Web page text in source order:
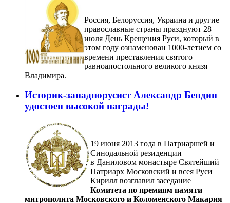
Россия, Белоруссия, Украина и другие
православные страны празднуют 28
июля День Крещения Руси, который в
этом году ознаменован 1000-летием со
времени преставления святого
равноапостольного великого князя
Владимира.
Историк-западнорусист Александр Бендин
удостоен высокой награды!
19 июня 2013 года в Патриаршей и
Синодальной резиденции
в Даниловом монастыре Святейший
Патриарх Московский и всея Руси
Кирилл возглавил заседание
Комитета по премиям памяти
митрополита Московского и Коломенского Макария